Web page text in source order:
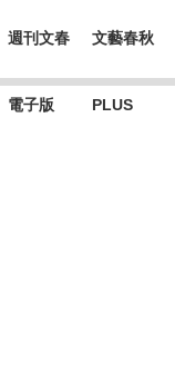
週刊文春
電子版
文藝春秋
PLUS